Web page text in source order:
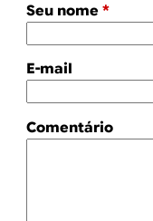
Seu nome *
E-mail
Comentário